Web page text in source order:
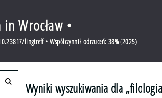
Wrocław •
lingtreff • Współczynnik odrzuceń: 38% (2025)
Wyniki wyszukiwania dla